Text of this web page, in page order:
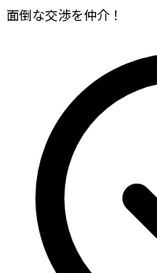
面倒な交渉を仲介！